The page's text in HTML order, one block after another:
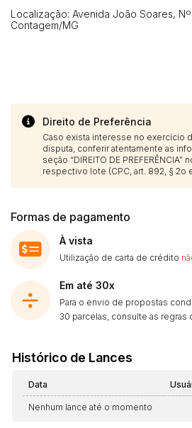
Localização: Avenida João Soares,
Contagem/MG
Direito de Preferência
Caso exista interesse no exercício
disputa, conferir atentamente as
seção “DIREITO DE
respectivo lote (CPC, art. 892, § 2o
Formas de pagamento
À vista
Utilização de carta de crédito
Em até 30x
Para o envio de propostas
30 parcelas, consulte as regras
Histórico de Lances
Data
Nenhum lance até o momento